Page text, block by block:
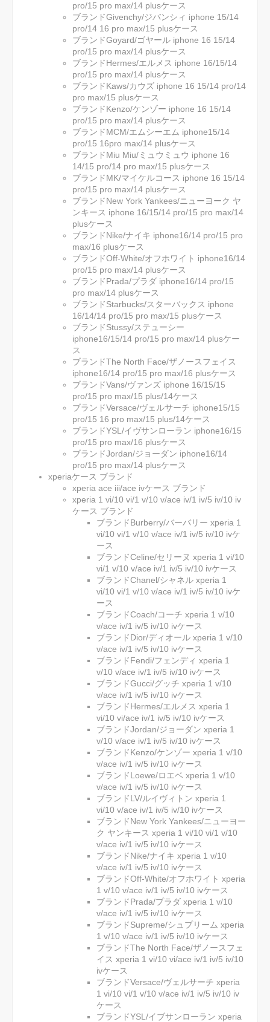
pro/15 pro max/14 plusケース
ブランドGivenchy/ジバンシィ iphone 15/14
pro/14 16 pro max/15 plusケース
ブランドGoyard/ゴヤール iphone 16 15/14
pro/15 pro max/14 plusケース
ブランドHermes/エルメス iphone 16/15/14
pro/15 pro max/14 plusケース
ブランドKaws/カウズ iphone 16 15/14 pro/14
pro max/15 plusケース
ブランドKenzo/ケンゾー iphone 16 15/14
pro/15 pro max/14 plusケース
ブランドMCM/エムシーエム iphone15/14
pro/15 16pro max/14 plusケース
ブランドMiu Miu/ミュウミュウ iphone 16
14/15 pro/14 pro max/15 plusケース
ブランドMK/マイケルコース iphone 16 15/14
pro/15 pro max/14 plusケース
ブランドNew York Yankees/ニューヨーク ヤ
ンキース iphone 16/15/14 pro/15 pro max/14
plusケース
ブランドNike/ナイキ iphone16/14 pro/15 pro
max/16 plusケース
ブランドOff-White/オフホワイト iphone16/14
pro/15 pro max/14 plusケース
ブランドPrada/プラダ iphone16/14 pro/15
pro max/14 plusケース
ブランドStarbucks/スターバックス iphone
16/14/14 pro/15 pro max/15 plusケース
ブランドStussy/ステューシー
iphone16/15/14 pro/15 pro max/14 plusケー
ス
ブランドThe North Face/ザノースフェイス
iphone16/14 pro/15 pro max/16 plusケース
ブランドVans/ヴァンズ iphone 16/15/15
pro/15 pro max/15 plus/14ケース
ブランドVersace/ヴェルサーチ iphone15/15
pro/15 16 pro max/15 plus/14ケース
ブランドYSL/イヴサンローラン iphone16/15
pro/15 pro max/16 plusケース
ブランドJordan/ジョーダン iphone16/14
pro/15 pro max/14 plusケース
xperiaケース ブランド
xperia ace iii/ace ivケース ブランド
xperia 1 vi/10 vi/1 v/10 v/ace iv/1 iv/5 iv/10 iv
ケース ブランド
ブランドBurberry/バーバリー xperia 1
vi/10 vi/1 v/10 v/ace iv/1 iv/5 iv/10 ivケ
ース
ブランドCeline/セリーヌ xperia 1 vi/10
vi/1 v/10 v/ace iv/1 iv/5 iv/10 ivケース
ブランドChanel/シャネル xperia 1
vi/10 vi/1 v/10 v/ace iv/1 iv/5 iv/10 ivケ
ース
ブランドCoach/コーチ xperia 1 v/10
v/ace iv/1 iv/5 iv/10 ivケース
ブランドDior/ディオール xperia 1 v/10
v/ace iv/1 iv/5 iv/10 ivケース
ブランドFendi/フェンディ xperia 1
v/10 v/ace iv/1 iv/5 iv/10 ivケース
ブランドGucci/グッチ xperia 1 v/10
v/ace iv/1 iv/5 iv/10 ivケース
ブランドHermes/エルメス xperia 1
vi/10 vi/ace iv/1 iv/5 iv/10 ivケース
ブランドJordan/ジョーダン xperia 1
v/10 v/ace iv/1 iv/5 iv/10 ivケース
ブランドKenzo/ケンゾー xperia 1 v/10
v/ace iv/1 iv/5 iv/10 ivケース
ブランドLoewe/ロエベ xperia 1 v/10
v/ace iv/1 iv/5 iv/10 ivケース
ブランドLV/ルイヴィトン xperia 1
vi/10 v/ace iv/1 iv/5 iv/10 ivケース
ブランドNew York Yankees/ニューヨー
ク ヤンキース xperia 1 vi/10 vi/1 v/10
v/ace iv/1 iv/5 iv/10 ivケース
ブランドNike/ナイキ xperia 1 v/10
v/ace iv/1 iv/5 iv/10 ivケース
ブランドOff-White/オフホワイト xperia
1 v/10 v/ace iv/1 iv/5 iv/10 ivケース
ブランドPrada/プラダ xperia 1 v/10
v/ace iv/1 iv/5 iv/10 ivケース
ブランドSupreme/シュプリーム xperia
1 v/10 v/ace iv/1 iv/5 iv/10 ivケース
ブランドThe North Face/ザノースフェ
イス xperia 1 vi/10 vi/ace iv/1 iv/5 iv/10
ivケース
ブランドVersace/ヴェルサーチ xperia
1 vi/10 vi/1 v/10 v/ace iv/1 iv/5 iv/10 iv
ケース
ブランドYSL/イブサンローラン xperia